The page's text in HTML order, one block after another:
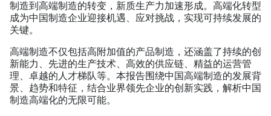
制造到高端制造的转变，新质生产力加速形成。高端化转型
成为中国制造企业迎接机遇、应对挑战，实现可持续发展的
关键。
高端制造不仅包括高附加值的产品制造，还涵盖了持续的创
新能力、先进的生产技术、高效的供应链、精益的运营管
理、卓越的人才梯队等。本报告围绕中国高端制造的发展背
景、趋势和特征，结合业界领先企业的创新实践，解析中国
制造高端化的无限可能。